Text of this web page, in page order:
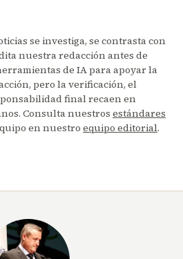
se investiga, se contrasta con
nuestra redacción antes de
de IA para apoyar la
pero la verificación, el
final recaen en
Consulta nuestros estándares
en nuestro equipo editorial.